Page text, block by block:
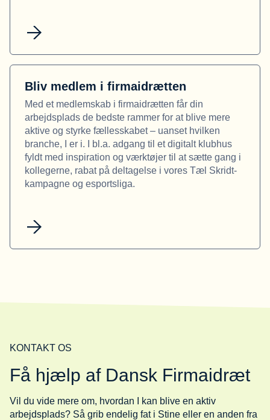
Bliv medlem i firmaidrætten
Med et medlemskab i firmaidrætten får din
arbejdsplads de bedste rammer for at blive mere
aktive og styrke fællesskabet – uanset hvilken
branche, I er i. I bl.a. adgang til et digitalt klubhus
fyldt med inspiration og værktøjer til at sætte gang i
kollegerne, rabat på deltagelse i vores Tæl Skridt-
kampagne og esportsliga.
KONTAKT OS
Få hjælp af Dansk Firmaidræt
Vil du vide mere om, hvordan I kan blive en aktiv
arbejdsplads? Så grib endelig fat i Stine eller en anden fra